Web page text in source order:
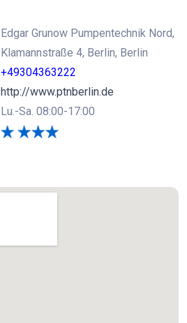
Edgar Grunow Pumpentechnik Nord,
Klamannstraße 4, Berlin, Berlin
+49304363222
http://www.ptnberlin.de
Lu.-Sa. 08:00-17:00